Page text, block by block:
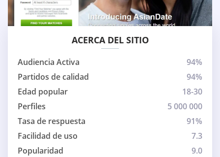
ACERCA DEL SITIO
Audiencia Activa
94%
Partidos de calidad
94%
Edad popular
18-30
Perfiles
5 000 000
Tasa de respuesta
91%
Facilidad de uso
7.3
Popularidad
9.0